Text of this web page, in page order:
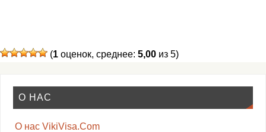
(1 оценок, среднее: 5,00 из 5)
О НАС
О нас VikiVisa.Com